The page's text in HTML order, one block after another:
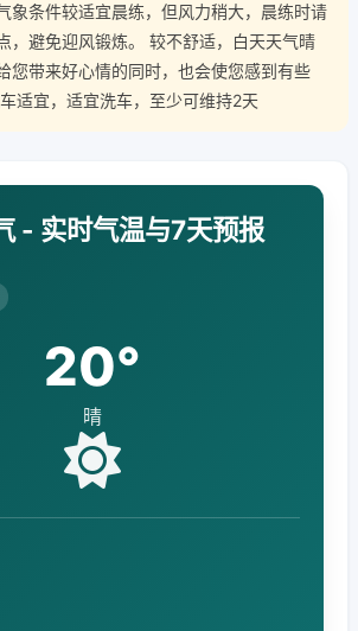
象条件较适宜晨练，但风力稍大，晨练时请
，避免迎风锻炼。 较不舒适，白天天气晴
您带来好心情的同时，也会使您感到有些
适宜，适宜洗车，至少可维持2天
- 实时气温与7天预报
20°
晴